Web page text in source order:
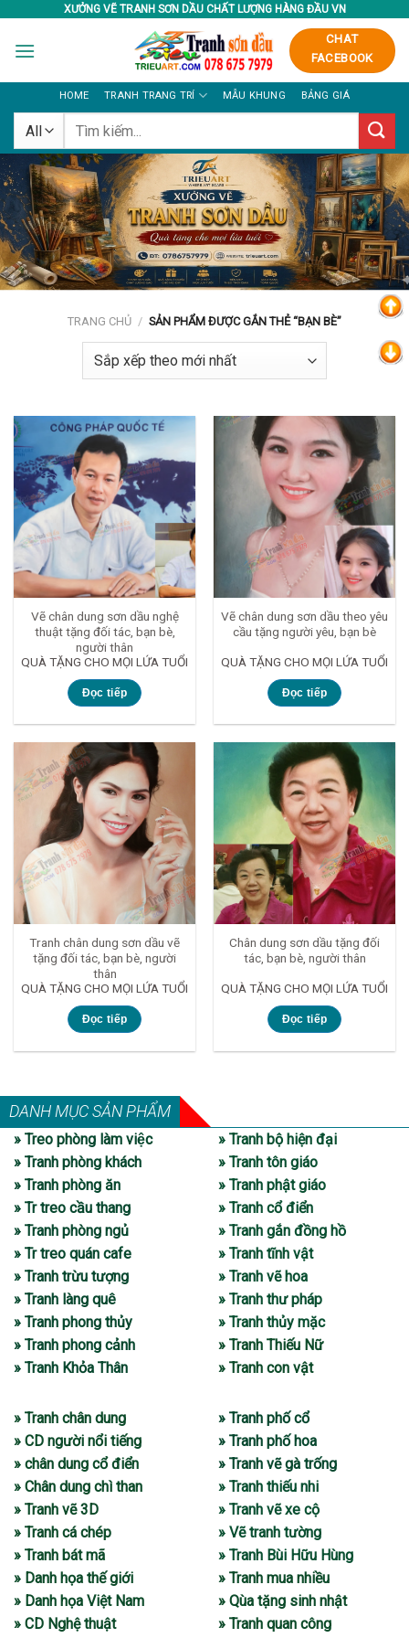
content
XƯỞNG VẼ TRANH SƠN DẦU CHẤT LƯỢNG HÀNG ĐẦU VN
CHAT
FACEBOOK
HOME TRANH TRANG TRÍ MẪU KHUNG BẢNG GIÁ
Tìm
TRANG CHỦ / SẢN PHẨM ĐƯỢC GẮN THẺ “BẠN BÈ”
Vẽ chân dung sơn dầu nghệ
thuật tặng đối tác, bạn bè,
người thân
QUÀ TẶNG CHO MỌI LỨA TUỔI
Đọc tiếp
Vẽ chân dung sơn dầu theo yêu
cầu tặng người yêu, bạn bè
QUÀ TẶNG CHO MỌI LỨA TUỔI
Đọc tiếp
Tranh chân dung sơn dầu vẽ
tặng đối tác, bạn bè, người
thân
QUÀ TẶNG CHO MỌI LỨA TUỔI
Đọc tiếp
Chân dung sơn dầu tặng đối
tác, bạn bè, người thân
QUÀ TẶNG CHO MỌI LỨA TUỔI
Đọc tiếp
DANH MỤC SẢN PHẨM
» Treo phòng làm việc
» Tranh phòng khách
» Tranh phòng ăn
» Tr treo cầu thang
» Tranh phòng ngủ
» Tr treo quán cafe
» Tranh trừu tượng
» Tranh làng quê
» Tranh phong thủy
» Tranh phong cảnh
» Tranh Khỏa Thân
» Tranh bộ hiện đại
» Tranh tôn giáo
» Tranh phật giáo
» Tranh cổ điển
» Tranh gắn đồng hồ
» Tranh tĩnh vật
» Tranh vẽ hoa
» Tranh thư pháp
» Tranh thủy mặc
» Tranh Thiếu Nữ
» Tranh con vật
» Tranh chân dung
» CD người nổi tiếng
» chân dung cổ điển
» Chân dung chì than
» Tranh vẽ 3D
» Tranh cá chép
» Tranh bát mã
» Danh họa thế giới
» Danh họa Việt Nam
» CD Nghệ thuật
» Tranh phố cổ
» Tranh phố hoa
» Tranh vẽ gà trống
» Tranh thiếu nhi
» Tranh vẽ xe cộ
» Vẽ tranh tường
» Tranh Bùi Hữu Hùng
» Tranh mua nhiều
» Qùa tặng sinh nhật
» Tranh quan công